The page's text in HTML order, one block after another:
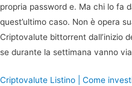
propria password e. Ma chi lo fa
quest’ultimo caso. Non è opera
Criptovalute bittorrent dall’inizio
se durante la settimana vanno via
Criptovalute Listino | Come